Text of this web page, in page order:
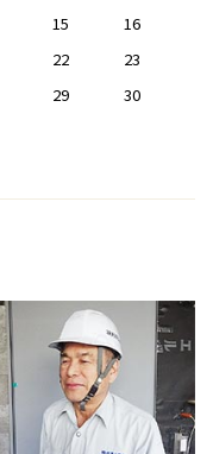
15
16
22
23
29
30